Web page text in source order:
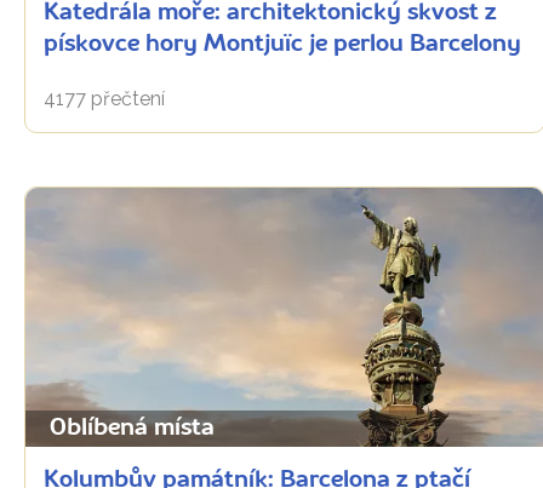
Katedrála moře: architektonický skvost z
pískovce hory Montjuïc je perlou Barcelony
4177 přečtení
Oblíbená místa
Kolumbův památník: Barcelona z ptačí